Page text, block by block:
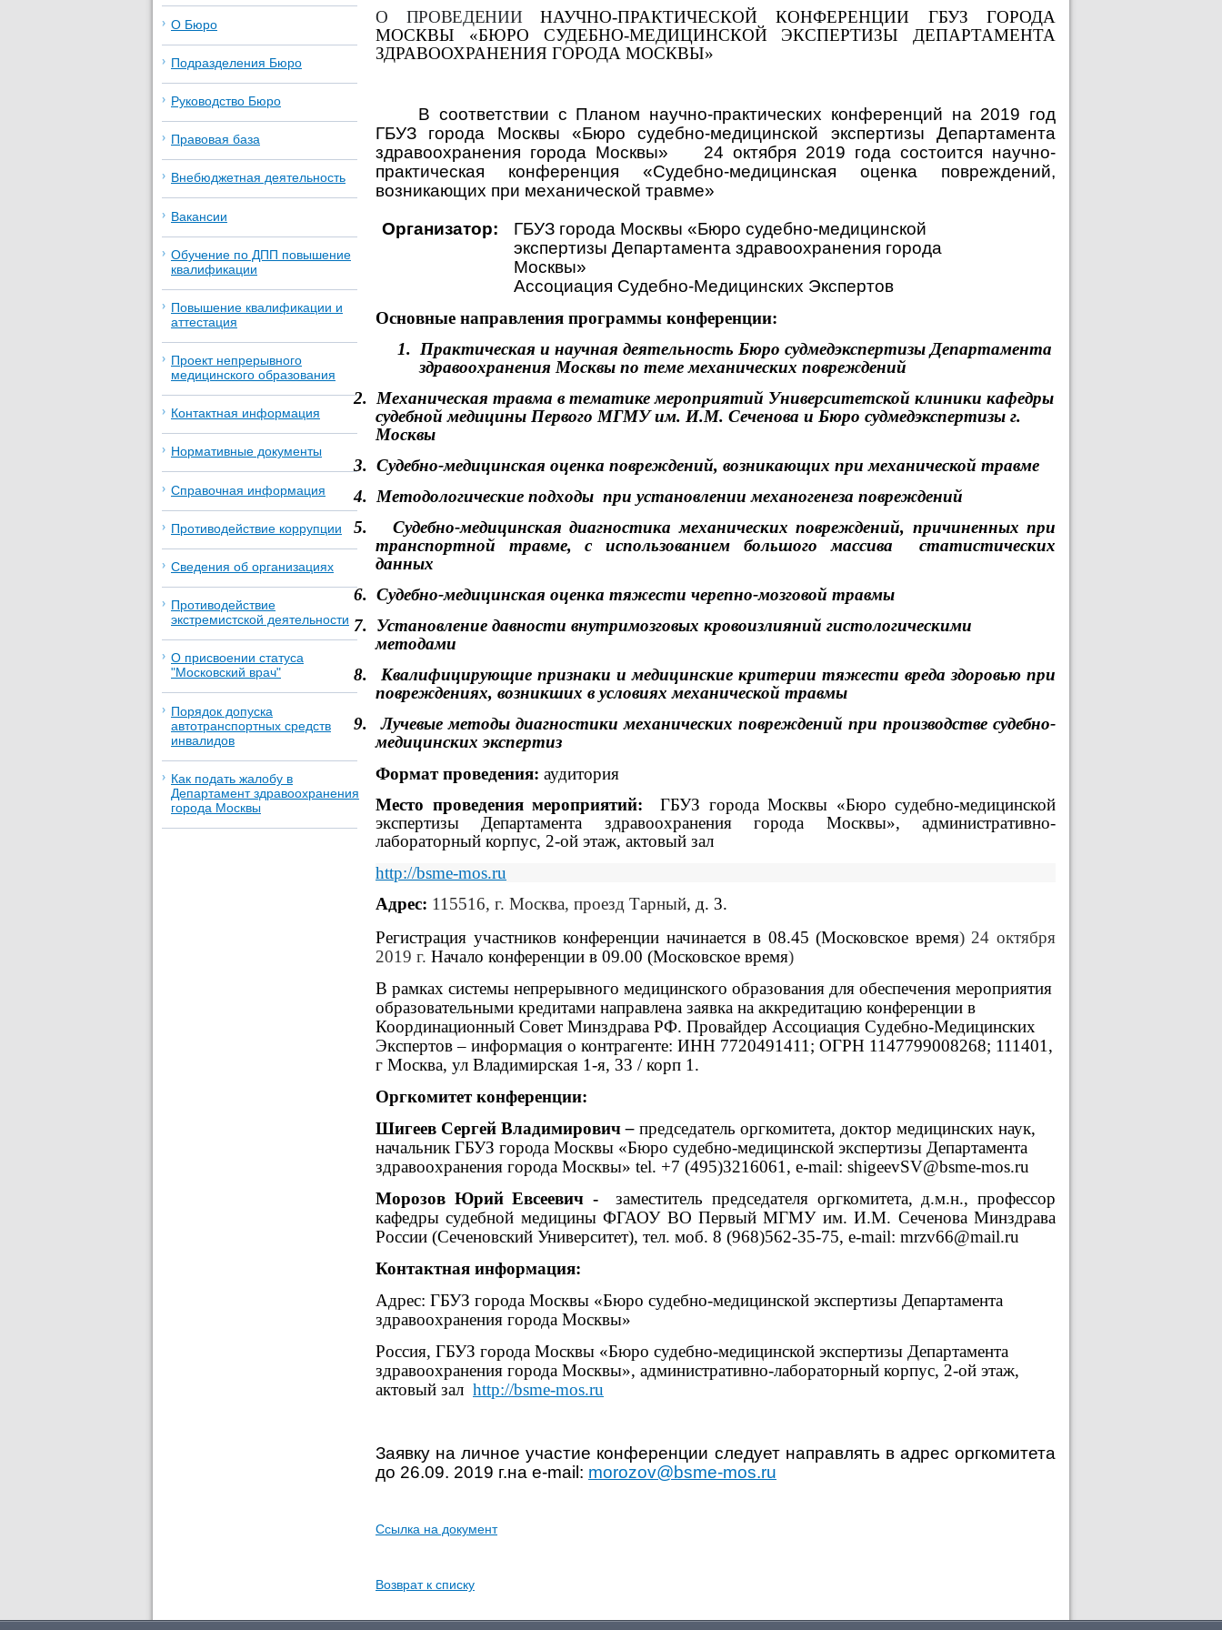
О ПРОВЕДЕНИИНАУЧНО-ПРАКТИЧЕСКОЙ КОНФЕРЕНЦИИ ГБУЗ ГОРОДА
МОСКВЫ «БЮРО СУДЕБНО-МЕДИЦИНСКОЙ ЭКСПЕРТИЗЫ ДЕПАРТАМЕНТА
ЗДРАВООХРАНЕНИЯ ГОРОДА МОСКВЫ»
В соответствии с Планом научно-практических конференций на 2019 год
ГБУЗ города Москвы «Бюро судебно-медицинской экспертизы Департамента
здравоохранения города Москвы»
24 октября 2019 года состоится научно-
практическая конференция «Судебно-медицинская оценка повреждений,
возникающих при механической травме»
Организатор:
ГБУЗ города Москвы «Бюро судебно-медицинской
экспертизы Департамента здравоохранения города
Москвы»
Ассоциация Судебно-Медицинских Экспертов
Основные направления программы конференции:
1. Практическая и научная деятельность Бюро судмедэкспертизы Департамента
здравоохранения Москвы по теме механических повреждений
2. Механическая травма в тематике мероприятий Университетской клиники кафедры
судебной медицины Первого МГМУ им. И.М. Сеченова и Бюро судмедэкспертизы г.
Москвы
3. Судебно-медицинская оценка повреждений, возникающих при механической травме
4. Методологические подходы при установлении механогенеза повреждений
5.
Судебно-медицинская диагностика механических повреждений, причиненных при
транспортной травме, с использованием большого массива
статистических
данных
6. Судебно-медицинская оценка тяжести черепно-мозговой травмы
7. Установление давности внутримозговых кровоизлияний гистологическими
методами
8.
Квалифицирующие признаки и медицинские критерии тяжести вреда здоровью при
повреждениях, возникших в условиях механической травмы
9.
Лучевые методы диагностики механических повреждений при производстве судебно-
медицинских экспертиз
Формат проведения: аудитория
Место проведения мероприятий:
ГБУЗ города Москвы «Бюро судебно-медицинской
экспертизы Департамента здравоохранения города Москвы», административно-
лабораторный корпус, 2-ой этаж, актовый зал
http://bsme-mos.ru
Адрес: 115516, г. Москва, проезд Тарный, д. 3.
Регистрация участников конференции начинается в 08.45 (Московское время) 24 октября
2019 г. Начало конференции в 09.00 (Московское время)
В рамках системы непрерывного медицинского образования для обеспечения мероприятия
образовательными кредитами направлена заявка на аккредитацию конференции в
Координационный Совет Минздрава РФ. Провайдер Ассоциация Судебно-Медицинских
Экспертов – информация о контрагенте: ИНН 7720491411; ОГРН 1147799008268; 111401,
г Москва, ул Владимирская 1-я, 33 / корп 1.
Оргкомитет конференции:
Шигеев Сергей Владимирович– председатель оргкомитета, доктор медицинских наук,
начальник ГБУЗ города Москвы «Бюро судебно-медицинской экспертизы Департамента
здравоохранения города Москвы» tel. +7 (495)3216061, e-mail: shigeevSV@bsme-mos.ru
Морозов Юрий Евсеевич -
заместитель председателя оргкомитета, д.м.н., профессор
кафедры судебной медициныФГАОУ ВО Первый МГМУ им. И.М. Сеченова Минздрава
России (Сеченовский Университет), тел. моб. 8 (968)562-35-75, e-mail: mrzv66@mail.ru
Контактная информация:
Адрес: ГБУЗ города Москвы «Бюро судебно-медицинской экспертизы Департамента
здравоохранения города Москвы»
Россия, ГБУЗ города Москвы «Бюро судебно-медицинской экспертизы Департамента
здравоохранения города Москвы», административно-лабораторный корпус, 2-ой этаж,
актовый зал http://bsme-mos.ru
Заявку на личное участие конференции следует направлять в адрес оргкомитета
до 26.09. 2019 г.на e-mail: morozov@bsme-mos.ru
Ссылка на документ
Возврат к списку
О Бюро
Подразделения Бюро
Руководство Бюро
Правовая база
Внебюджетная деятельность
Вакансии
Обучение по ДПП повышение
квалификации
Повышение квалификации и
аттестация
Проект непрерывного
медицинского образования
Контактная информация
Нормативные документы
Справочная информация
Противодействие коррупции
Сведения об организациях
Противодействие
экстремистской деятельности
О присвоении статуса
"Московский врач"
Порядок допуска
автотранспортных средств
инвалидов
Как подать жалобу в
Департамент здравоохранения
города Москвы